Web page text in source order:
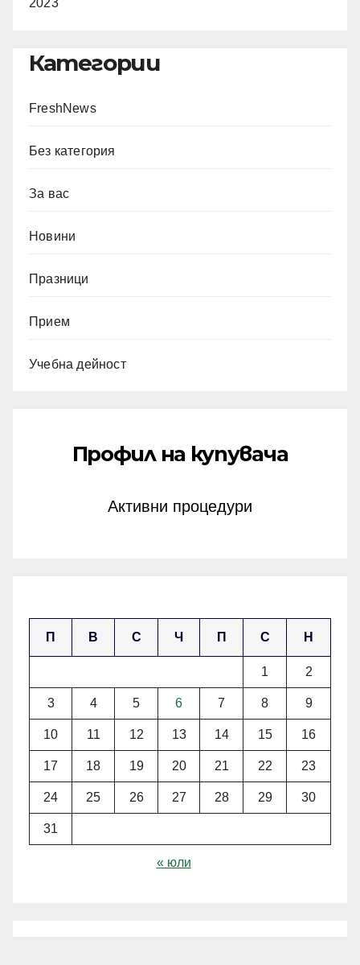
Категории
FreshNews
Без категория
За вас
Новини
Празници
Прием
Учебна дейност
Профил на купувача
Активни процедури
П В С Ч П С Н
1 2
3 4 5 6 7 8 9
10 11 12 13 14 15 16
17 18 19 20 21 22 23
24 25 26 27 28 29 30
31
« юли